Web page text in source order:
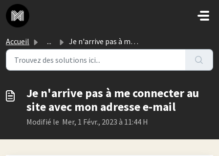
Passer au contenu principal
Accueil ... Je n'arrive pas à me connecter au site avec mon adres...
Je n'arrive pas à me connecter au
site avec mon adresse e-mail
Modifié le Mer, 1 Févr., 2023 à 11:44 H